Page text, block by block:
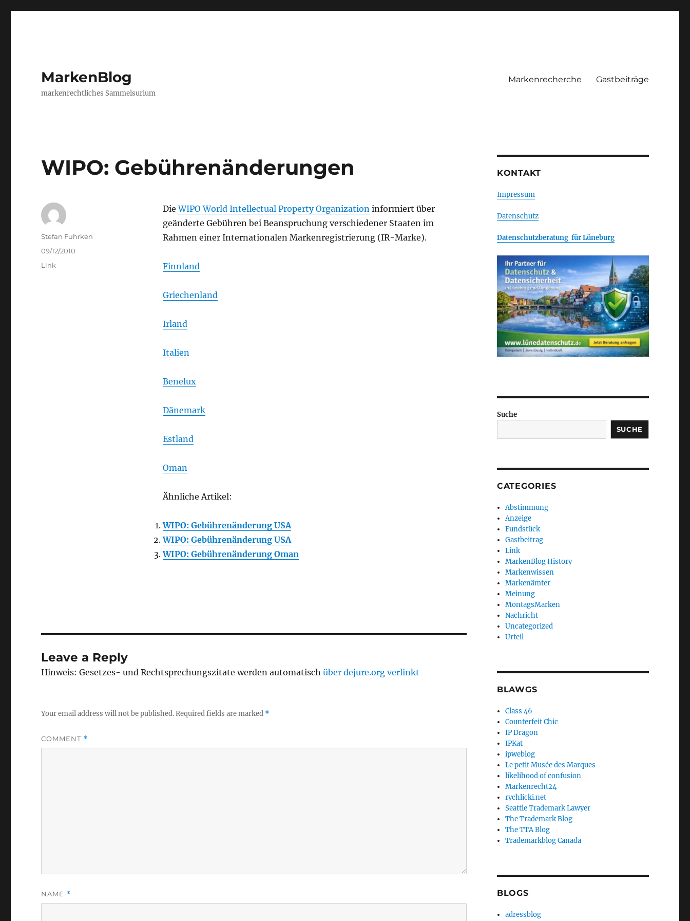
MarkenBlog
markenrechtliches Sammelsurium
Markenrecherche Gastbeiträge
WIPO: Gebührenänderungen
DieWIPO World Intellectual Property Organizationinformiert über
geänderte Gebühren bei Beanspruchung verschiedener Staaten im
Rahmen einer Internationalen Markenregistrierung (IR-Marke).
Finnland
Griechenland
Irland
Italien
Benelux
Dänemark
Estland
Oman
Ähnliche Artikel:
WIPO: Gebührenänderung USA
WIPO: Gebührenänderung USA
WIPO: Gebührenänderung Oman
Author
Stefan Fuhrken
Posted
on
09/12/2010
Categories
Link
Leave a Reply
Hinweis: Gesetzes- und Rechtsprechungszitate werden automatischüber dejure.org verlinkt
Your email address will not be published.Required fields are marked *
COMMENT *
NAME *
KONTAKT
Impressum
Datenschutz
Datenschutzberatung für Lüneburg
Suche
SUCHE
CATEGORIES
Abstimmung
Anzeige
Fundstück
Gastbeitrag
Link
MarkenBlog History
Markenwissen
Markenämter
Meinung
MontagsMarken
Nachricht
Uncategorized
Urteil
BLAWGS
Class 46
Counterfeit Chic
IP Dragon
IPKat
ipweblog
Le petit Musée des Marques
likelihood of confusion
Markenrecht24
rychlicki.net
Seattle Trademark Lawyer
The Trademark Blog
The TTA Blog
Trademarkblog Canada
BLOGS
adressblog